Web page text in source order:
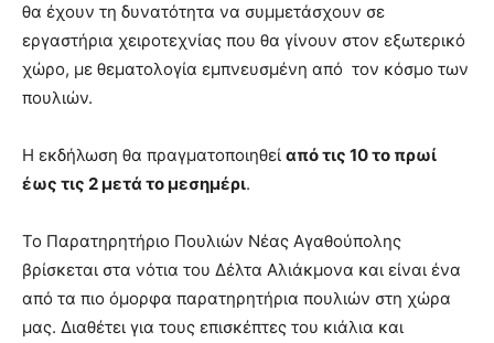
θα έχουν τη δυνατότητα να συμμετάσχουν σε
εργαστήρια χειροτεχνίας που θα γίνουν στον εξωτερικό
χώρο, με θεματολογία εμπνευσμένη από τον κόσμο των
πουλιών.
Η εκδήλωση θα πραγματοποιηθεί από τις 10 το πρωί
έως τις 2 μετά το μεσημέρι.
Το Παρατηρητήριο Πουλιών Νέας Αγαθούπολης
βρίσκεται στα νότια του Δέλτα Αλιάκμονα και είναι ένα
από τα πιο όμορφα παρατηρητήρια πουλιών στη χώρα
μας. Διαθέτει για τους επισκέπτες του κιάλια και